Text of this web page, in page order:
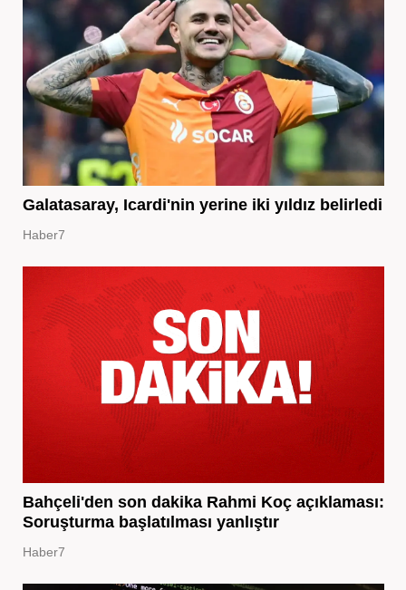
Galatasaray, Icardi'nin yerine iki yıldız belirledi
Haber7
Bahçeli'den son dakika Rahmi Koç açıklaması:
Soruşturma başlatılması yanlıştır
Haber7